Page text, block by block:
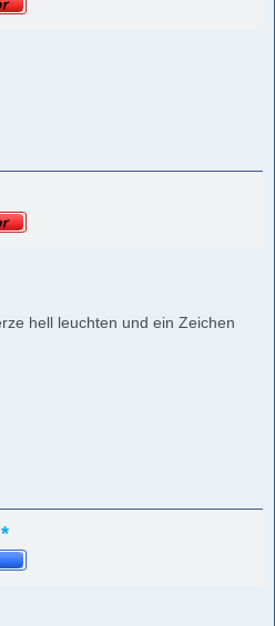
hell leuchten und ein Zeichen